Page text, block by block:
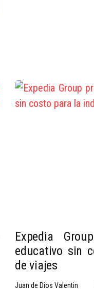
Expedia
educativo sin
de viajes
Juan de Dios Valentin